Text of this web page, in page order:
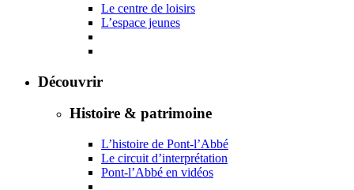
Le centre de loisirs
L’espace jeunes
Découvrir
Histoire & patrimoine
L’histoire de Pont-l’Abbé
Le circuit d’interprétation
Pont-l’Abbé en vidéos